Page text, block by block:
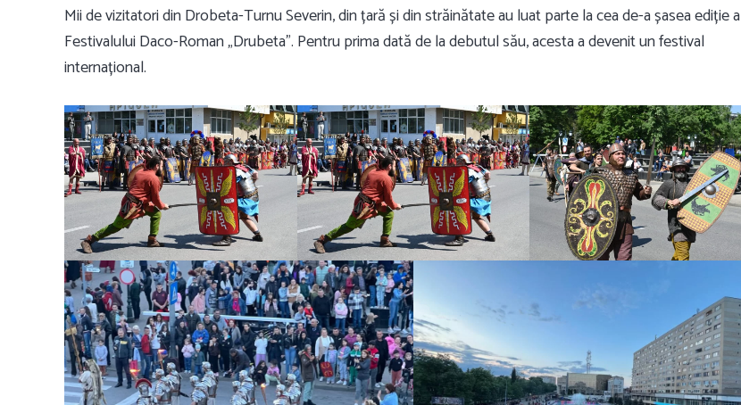
Mii de vizitatori din Drobeta-Turnu Severin, din țară și din străinătate au luat parte la cea de-a șasea ediție a
Festivalului Daco-Roman „Drubeta”. Pentru prima dată de la debutul său, acesta a devenit un festival
internațional.